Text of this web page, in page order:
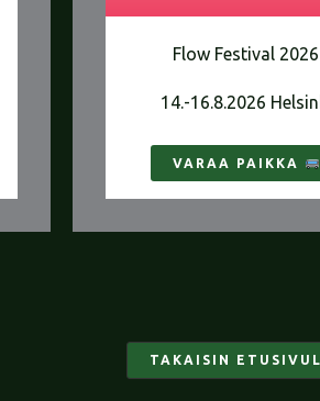
Flow Festival 2026
14.-16.8.2026
VARAA PAIKKA
TAKAISIN